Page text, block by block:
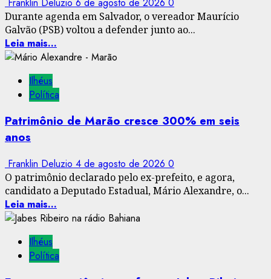
Durante agenda em Salvador, o vereador Maurício
Galvão (PSB) voltou a defender junto ao...
Leia mais...
Ilhéus
Política
Patrimônio de Marão cresce 300% em seis
anos
Franklin Deluzio 4 de agosto de 2026 0
O patrimônio declarado pelo ex-prefeito, e agora,
candidato a Deputado Estadual, Mário Alexandre, o...
Leia mais...
Ilhéus
Política